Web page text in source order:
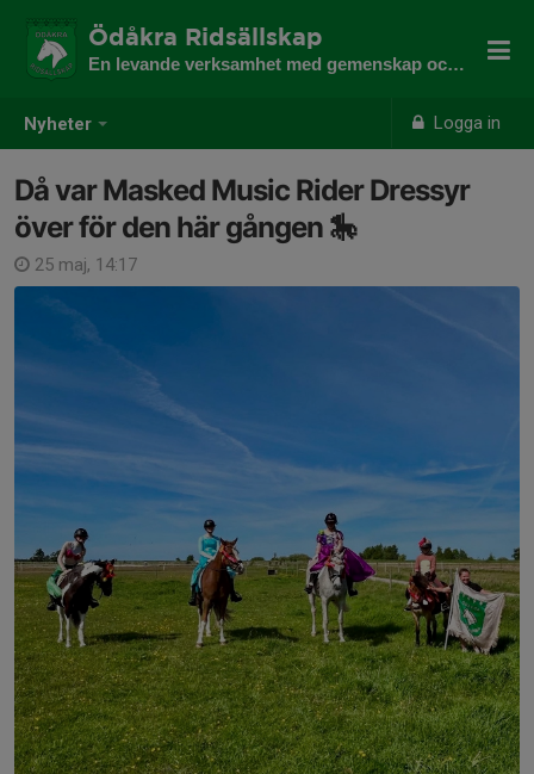
Nyheter Logga in
Ödåkra Ridsällskap
En levande verksamhet med gemenskap och utveckling
Då var Masked Music Rider Dressyr
över för den här gången 🎠
25 maj, 14:17